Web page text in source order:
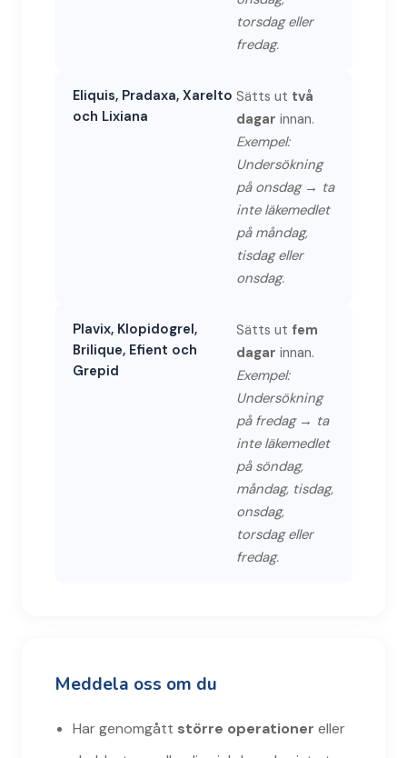
torsdag eller
fredag.
Eliquis, Pradaxa, Xarelto
och Lixiana
Sätts ut två
dagar innan.
Exempel:
Undersökning
på onsdag → ta
inte läkemedlet
på måndag,
tisdag eller
onsdag.
Plavix, Klopidogrel,
Brilique, Efient och
Grepid
Sätts ut fem
dagar innan.
Exempel:
Undersökning
på fredag → ta
inte läkemedlet
på söndag,
måndag, tisdag,
onsdag,
torsdag eller
fredag.
Meddela oss om du
Har genomgått större operationer eller